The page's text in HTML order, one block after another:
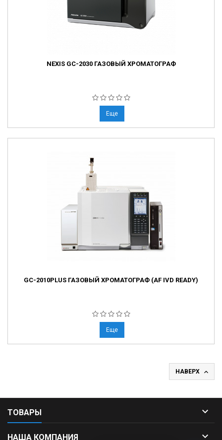
NEXIS GC-2030 ГАЗОВЫЙ ХРОМАТОГРАФ
Еще
GC-2010PLUS ГАЗОВЫЙ ХРОМАТОГРАФ (AF IVD READY)
Еще
НАВЕРХ 
ТОВАРЫ 
НАША КОМПАНИЯ 